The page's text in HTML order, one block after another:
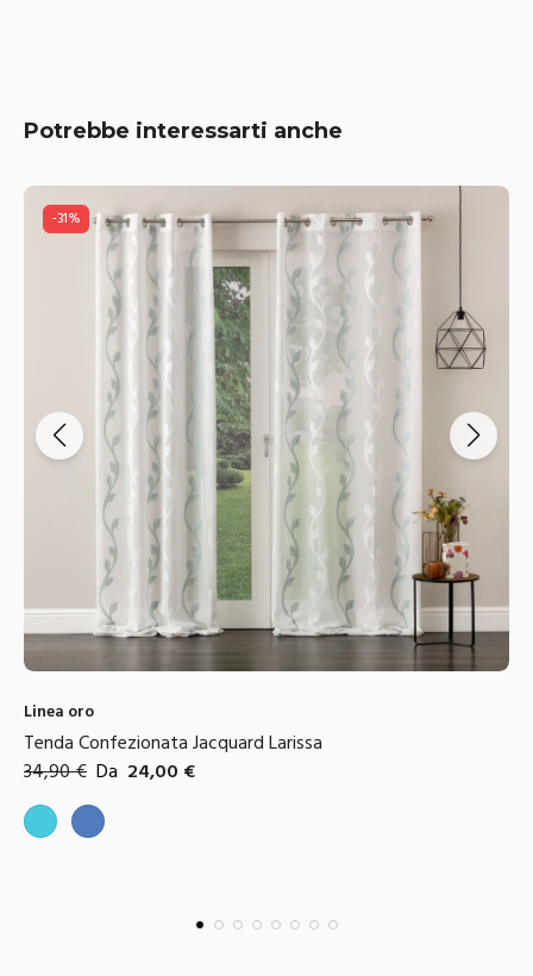
Potrebbe interessarti anche
-30%
Linea oro
Tenda Confezionata in Pizzo Penelope
29,90€ Da 21,00 €
Colori disponibili
GrigioBeige